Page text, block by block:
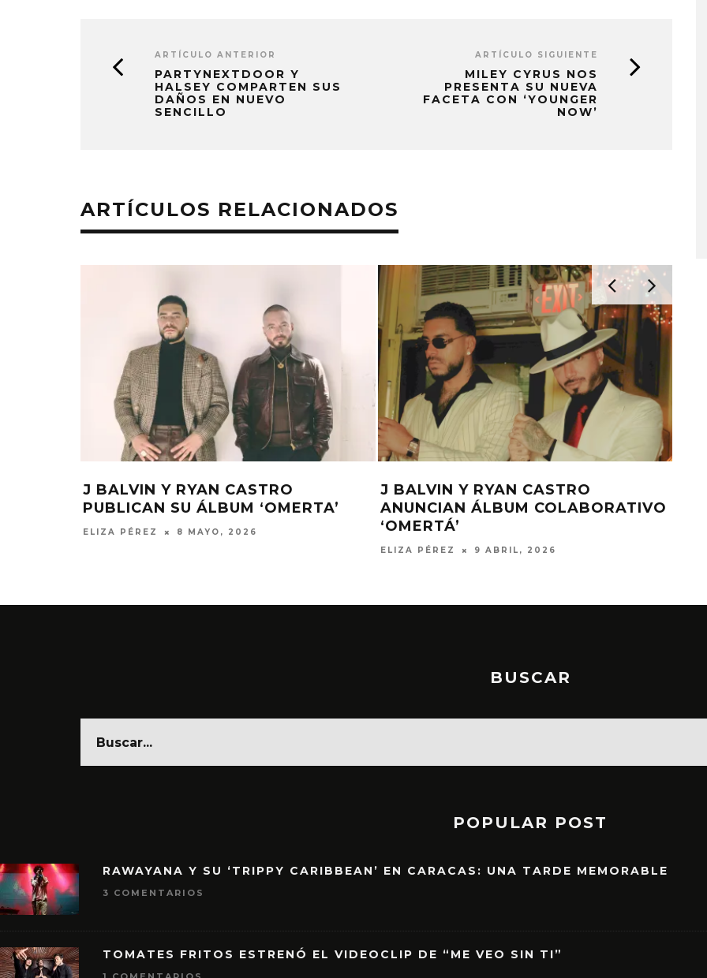
ARTÍCULO ANTERIOR
PARTYNEXTDOOR Y
HALSEY COMPARTEN SUS
DAÑOS EN NUEVO
SENCILLO
ARTÍCULO SIGUIENTE
MILEY CYRUS NOS
PRESENTA SU NUEVA
FACETA CON ‘YOUNGER
NOW’
ARTÍCULOS RELACIONADOS
RYAN CASTRO
ÁLBUM COLABORATIVO
J BALVIN, RYAN CASTRO Y DJ
SNAKE ESTRENAN ‘TONTO’
ELIZA PÉREZ 27 FEBRERO, 2026
J BALVIN REVERSIONA
VAN HALEN PARA
CON ‘ALONSO’
7 AGOSTO, 2026
BUSCAR
POPULAR POST
RAWAYANA Y SU ‘TRIPPY CARIBBEAN’ EN CARACAS: UNA TARDE MEMORABLE
3 COMENTARIOS
TOMATES FRITOS ESTRENÓ EL VIDEOCLIP DE “ME VEO SIN TI”